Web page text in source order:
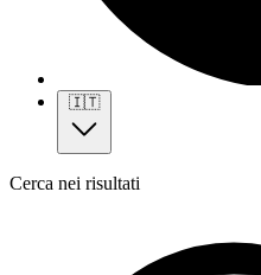
🇮🇹
Cerca nei risultati